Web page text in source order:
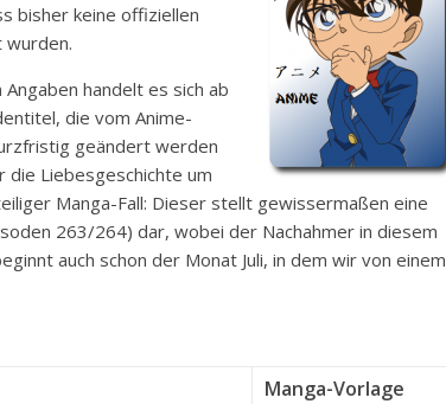
bisher keine offiziellen
wurden.
handelt es sich ab
die vom Anime-
geändert werden
die Liebesgeschichte um
Manga-Fall: Dieser stellt gewissermaßen eine
263/264) dar, wobei der Nachahmer in diesem
auch schon der Monat Juli, in dem wir von einem
Manga-Vorlage